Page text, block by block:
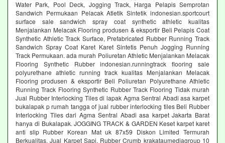
Water Park, Pool Deck, Jogging Track, Harga Pelapis Semprotan
Sandwich Permukaan Pelacak Atletik Sintetik indonesian.sportcourt
surface sale sandwich spray coat synthetic athletic kualitas
Menjalankan Melacak Flooring produsen & eksportir Beli Pelapis Coat
Synthetic Athletic Track Surface, Prefabricated Rubber Running Track
Sandwich Spray Coat Karet Karet Sintetis Penuh Jogging Running
Track Permukaan. ada murah Poliuretan Athletic Menjalankan Melacak
Flooring Synthetic Rubber indonesian.runningtrack flooring sale
polyurethane athletic running track kualitas Menjalankan Melacak
Flooring produsen & eksportir Beli Poliuretan Polyurethane Athletic
Running Track Flooring Synthetic Rubber Track Flooring Tidak murah
Jual Rubber Interlocking Tiles di lapak Agma Sentral Abadi asa karpet
bukalapak p rumah tangga of jual rubber interlocking tiles Beli Rubber
Interlocking Tiles dari Agma Sentral Abadi asa karpet Jakarta Barat
hanya di Bukalapak. JOGGING TRACK & GARDEN Keset karpet karet
anti slip Rubber Korean Mat uk 87x59 Diskon Limited Termurah
Berkualitas. Jual Karpet Sapi, Rubber Crumb krakataumediagroup 10